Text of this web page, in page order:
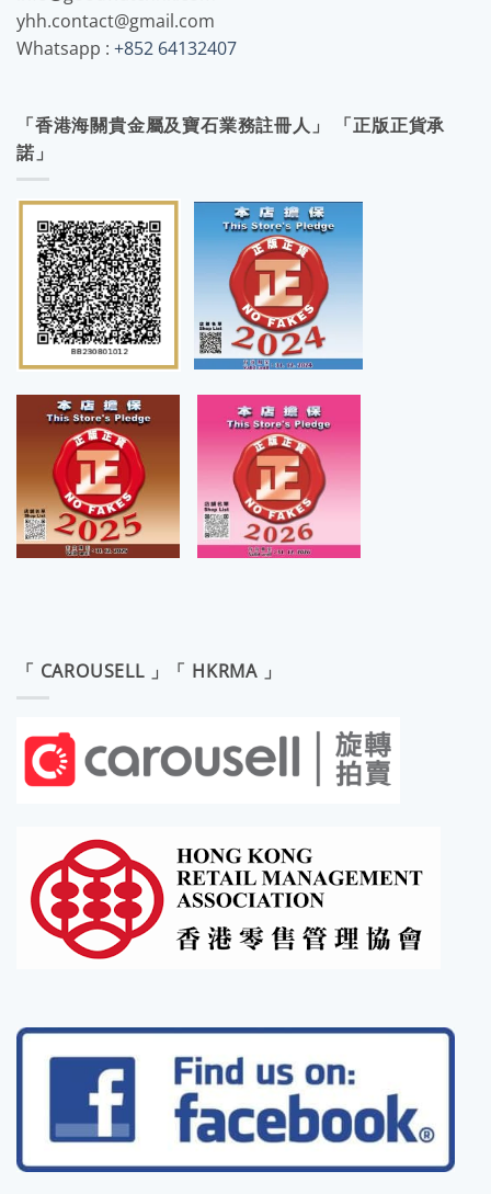
yhh.contact@gmail.com
Whatsapp : +852 64132407
「香港海關貴金屬及寶石業務註冊人」 「正版正貨承
諾」
「 CAROUSELL 」「 HKRMA 」